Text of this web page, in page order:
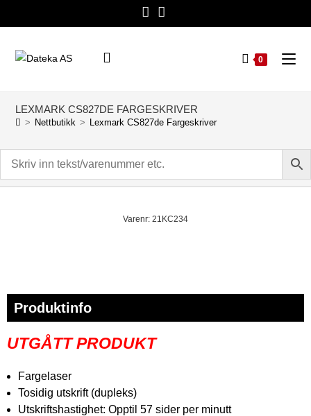
0
LEXMARK CS827DE FARGESKRIVER
> Nettbutikk > Lexmark CS827de Fargeskriver
Varenr: 21KC234
Produktinfo
UTGÅTT PRODUKT
Fargelaser
Tosidig utskrift (dupleks)
Utskriftshastighet: Opptil 57 sider per minutt